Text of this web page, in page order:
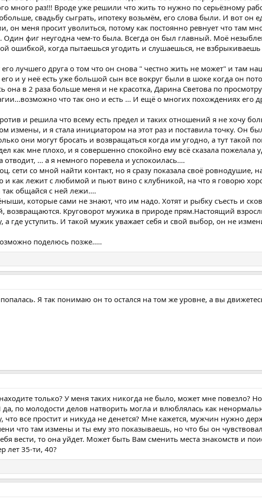
много раз!!! Вроде уже решили что жить то нужно по серьёзному
свадьбу сыграть, ипотеку возьмём, его слова были. И вот он
меня просит уволиться, потому как постоянно ревнует что там
Один фиг неугодна чем-то была. Всегда он был главный. Моё
ошибкой, когда пытаешься угодить и слушаешься, не взбрыкиваешь
лучшего друга о том что он снова " честно жить не может" и там
и у неё есть уже большой сын все вокруг были в шоке когда он
она в 2 раза больше меня и не красотка, Дарина Светова по
что так оно и есть ... И ещё о многих похождениях его
и решила что всему есть предел и таких отношений я не хочу
измены, и я стала инициатором на этот раз и поставила точку. Он
они могут бросать и возвращаться когда им угодно, а тут такой
как мне плохо, и я совершенно спокойно ему всё сказала пожелала
отводит, ... а я немного поревела и успокоилась....
сети со мной найти контакт, но я сразу показала своё ровнодушие,
и как лежит с любимой и пьют вино с клубникой, на что я говорю
общайся с ней лежи....
которые сами не знают, что им надо. Хотят и рыбку съесть и
возвращаются. Круговорот мужика в природе прям.Настоящий
а где уступить. И такой мужик уважает себя и свой выбор, он не
поделюсь позже.....
Я так понимаю он то остался на том же уровне, а вы
только? У меня таких никогда не было, может мне повезло?
по молодости делов натворить могла и влюблялась как
все простит и никуда не денется? Мне кажется, мужчин нужно
что там измены и ты ему это показываешь, но что бы он
вести, то она уйдет. Может быть Вам сменить места знакомств и
лет 35-ти, 40?